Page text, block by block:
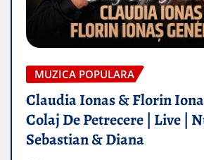
MUZICA POPULARA
Claudia Ionas & Florin
Colaj De Petrecere | Live |
Sebastian & Diana